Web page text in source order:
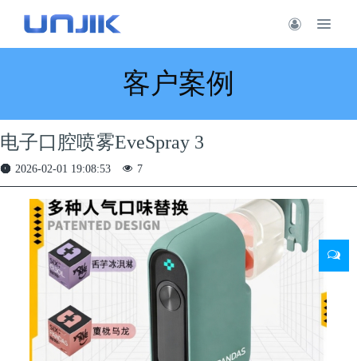
客户案例
电子口腔喷雾EveSpray 3
2026-02-01 19:08:53 7